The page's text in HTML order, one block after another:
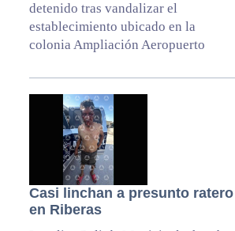
detenido tras vandalizar el
establecimiento ubicado en la
colonia Ampliación Aeropuerto
Casi linchan a presunto ratero
en Riberas